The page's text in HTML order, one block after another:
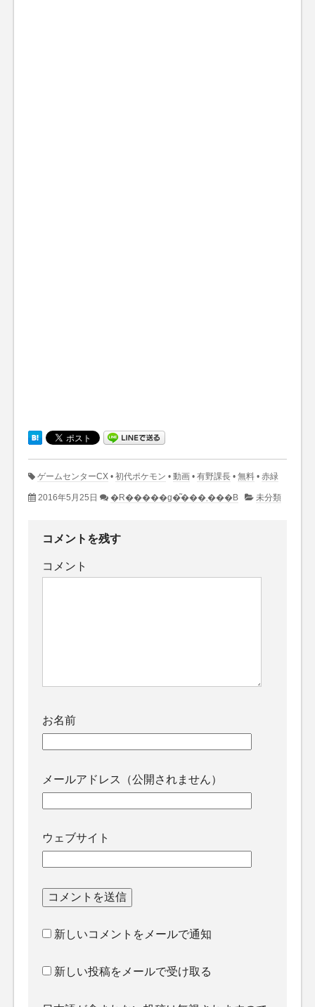
ゲームセンターCX • 初代ポケモン • 動画 • 有野課長 • 無料 • 赤緑
2016年5月25日 �R�����g�͂���܂���B 未分類
コメントを残す
コメント
お名前
メールアドレス（公開されません）
ウェブサイト
新しいコメントをメールで通知
新しい投稿をメールで受け取る